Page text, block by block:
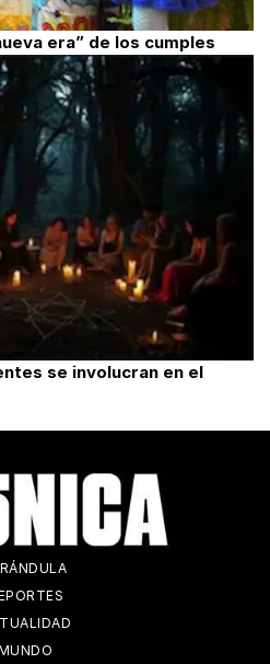
era” de los cumples
se involucran en el